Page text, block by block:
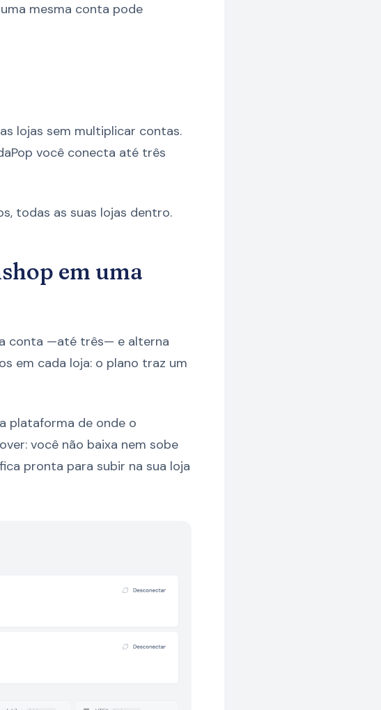
mesma conta pode
lojas sem multiplicar contas.
você conecta até três
todas as suas lojas dentro.
em uma
conta —até três— e alterna
em cada loja: o plano traz um
plataforma de onde o
você não baixa nem sobe
pronta para subir na sua loja